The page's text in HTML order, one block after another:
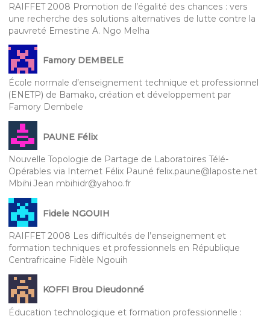
RAIFFET 2008 Promotion de l’égalité des chances : vers
une recherche des solutions alternatives de lutte contre la
pauvreté Ernestine A. Ngo Melha
Famory DEMBELE
École normale d’enseignement technique et professionnel
(ENETP) de Bamako, création et développement par
Famory Dembele
PAUNE Félix
Nouvelle Topologie de Partage de Laboratoires Télé-
Opérables via Internet Félix Pauné felix.paune@laposte.net
Mbihi Jean mbihidr@yahoo.fr
Fidele NGOUIH
RAIFFET 2008 Les difficultés de l’enseignement et
formation techniques et professionnels en République
Centrafricaine Fidèle Ngouih
KOFFI Brou Dieudonné
Éducation technologique et formation professionnelle :